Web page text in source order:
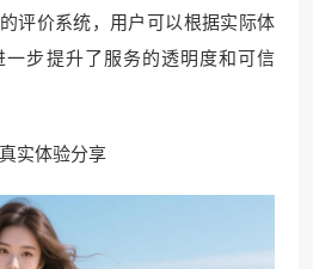
评价系统，用户可以根据实际体
步提升了服务的透明度和可信
实体验分享